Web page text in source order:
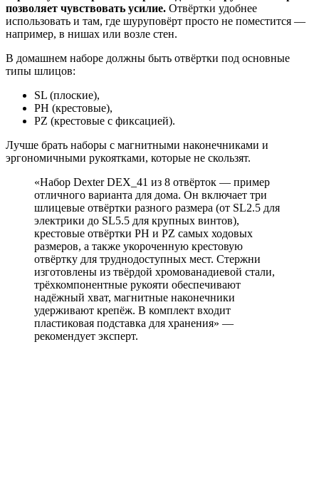
позволяет чувствовать усилие. Отвёртки удобнее
использовать и там, где шуруповёрт просто не поместится —
например, в нишах или возле стен.
В домашнем наборе должны быть отвёртки под основные
типы шлицов:
SL (плоские),
PH (крестовые),
PZ (крестовые с фиксацией).
Лучше брать наборы с магнитными наконечниками и
эргономичными рукоятками, которые не скользят.
«Набор Dexter DEX_41 из 8 отвёрток — пример
отличного варианта для дома. Он включает три
шлицевые отвёртки разного размера (от SL2.5 для
электрики до SL5.5 для крупных винтов),
крестовые отвёртки PH и PZ самых ходовых
размеров, а также укороченную крестовую
отвёртку для труднодоступных мест. Стержни
изготовлены из твёрдой хромованадиевой стали,
трёхкомпонентные рукояти обеспечивают
надёжный хват, магнитные наконечники
удерживают крепёж. В комплект входит
пластиковая подставка для хранения» —
рекомендует эксперт.